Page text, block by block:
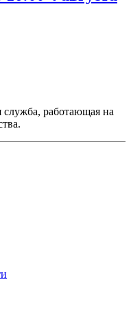
служба, работающая на